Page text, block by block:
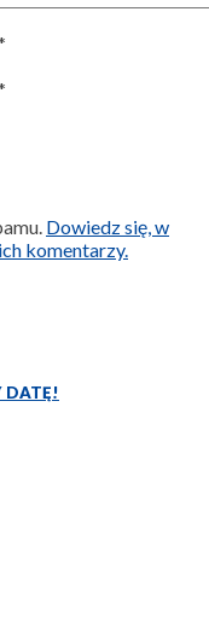
Dowiedz się, w
komentarzy.
DATĘ!